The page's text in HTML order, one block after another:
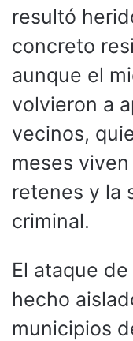
resultó
concreto
aunque el
volvieron a
vecinos,
meses
retenes y la
criminal.
El ataque
hecho
municipios